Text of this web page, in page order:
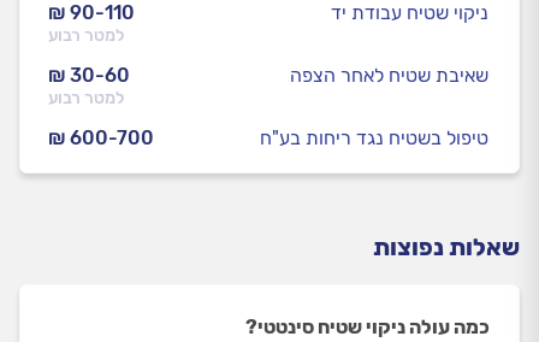
₪ 90-110
למטר רבוע
ניקוי שטיח עבודת יד
₪ 30-60
למטר רבוע
שאיבת שטיח לאחר הצפה
₪ 600-700 טיפול בשטיח נגד ריחות בע"ח
שאלות נפוצות
כמה עולה ניקוי שטיח סינטטי?